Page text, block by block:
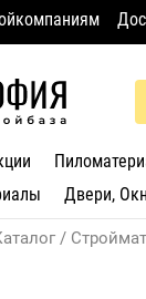
Двери,